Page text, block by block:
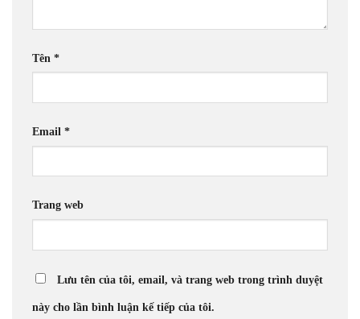
Tên *
Email *
Trang web
Lưu tên của tôi, email, và trang web trong trình duyệt
này cho lần bình luận kế tiếp của tôi.